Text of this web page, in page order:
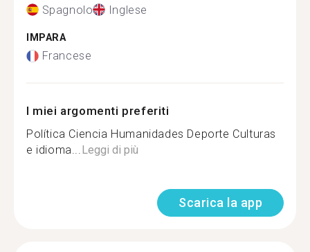
Spagnolo Inglese
IMPARA
Francese
I miei argomenti preferiti
Política Ciencia Humanidades Deporte Culturas
e idioma...Leggi di più
Scarica la app